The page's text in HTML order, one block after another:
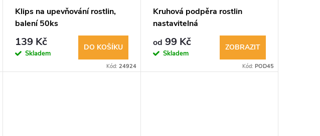
Klips na upevňování rostlin,
balení 50ks
139 Kč
Skladem
DO KOŠÍKU
Kód: 24924
Kruhová podpěra rostlin
nastavitelná
od 99 Kč
Skladem
ZOBRAZIT
Kód: POD45